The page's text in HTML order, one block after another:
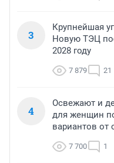
3
Крупнейшая
Новую ТЭЦ
2028 году
7 879 21
4
Освежают и
для женщин
вариантов от
7 700 1